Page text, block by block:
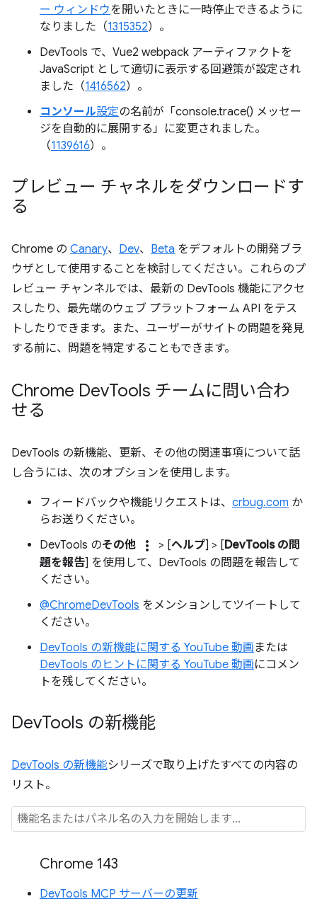
ー ウィンドウを開いたときに一時停止できるように
なりました（1315352）。
DevTools で、Vue2 webpack アーティファクトを
JavaScript として適切に表示する回避策が設定され
ました（1416562）。
コンソール設定の名前が「console.trace() メッセー
ジを自動的に展開する」に変更されました。
（1139616）。
プレビュー チャネルをダウンロードす
る
Chrome の Canary、 Dev、 Beta をデフォルトの開発ブラ
ウザとして使用することを検討してください。これらのプ
レビュー チャンネルでは、最新の DevTools 機能にアクセ
スしたり、最先端のウェブ プラットフォーム API をテス
トしたりできます。また、ユーザーがサイトの問題を発見
する前に、問題を特定することもできます。
Chrome DevTools チームに問い合わ
せる
DevTools の新機能、更新、その他の関連事項について話
し合うには、次のオプションを使用します。
フィードバックや機能リクエストは、 crbug.com か
らお送りください。
DevTools のその他 more_vert > [ヘルプ] > [DevTools の問
題を報告] を使用して、DevTools の問題を報告して
ください。
@ChromeDevTools をメンションしてツイートして
ください。
DevTools の新機能に関する YouTube 動画 または
DevTools のヒントに関する YouTube 動画にコメン
トを残してください。
DevTools の新機能
DevTools の新機能シリーズで取り上げたすべての内容の
リスト。
Chrome 143
DevTools MCP サーバーの更新